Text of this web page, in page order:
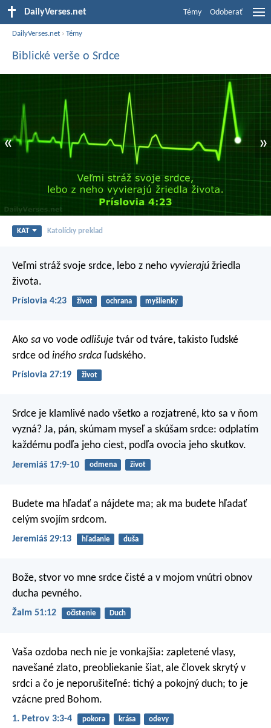
DailyVerses.net Témy Odoberať
DailyVerses.net ›Témy
Biblické verše o Srdce
« »
KAT Katolícky preklad
Veľmi stráž svoje srdce, lebo z neho vyvierajú žriedla
života.
Príslovia 4:23 život ochrana myšlienky
Ako sa vo vode odlišuje tvár od tváre, takisto ľudské
srdce od iného srdca ľudského.
Príslovia 27:19 život
Srdce je klamlivé nado všetko a rozjatrené, kto sa v ňom
vyzná? Ja, pán, skúmam myseľ a skúšam srdce: odplatím
každému podľa jeho ciest, podľa ovocia jeho skutkov.
Jeremiáš 17:9-10 odmena život
Budete ma hľadať a nájdete ma; ak ma budete hľadať
celým svojím srdcom.
Jeremiáš 29:13 hľadanie duša
Bože, stvor vo mne srdce čisté a v mojom vnútri obnov
ducha pevného.
Žalm 51:12 očistenie Duch
Vaša ozdoba nech nie je vonkajšia: zapletené vlasy,
navešané zlato, preobliekanie šiat, ale človek skrytý v
srdci a čo je neporušiteľné: tichý a pokojný duch; to je
vzácne pred Bohom.
1. Petrov 3:3-4 pokora krása odevy